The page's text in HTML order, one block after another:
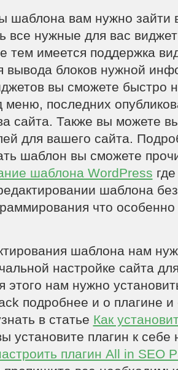
шаблона вам нужно зайти
все нужные для вас
тем имеется поддержка
вывода блоков нужной
вы сможете быстро
меню, последних
сайта. Также вы можете
для вашего сайта.
шаблон вы сможете
шаблона WordPress
шаблона
что особенно
шаблона нам
настройке сайта
этого нам нужно
подробнее и о плагине и
в статье Как
установите плагин к себе
плагин All in SEO